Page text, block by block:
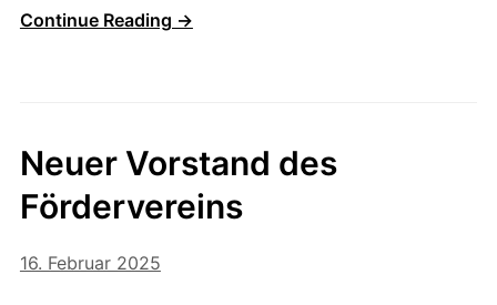
Continue Reading →
Neuer Vorstand des
Fördervereins
16. Februar 2025